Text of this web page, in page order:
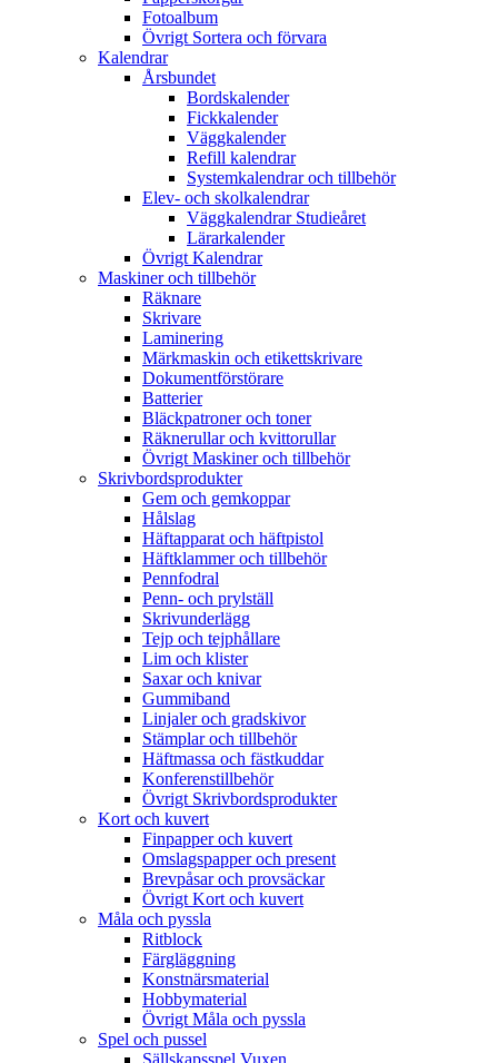
Fotoalbum
Övrigt Sortera och förvara
Kalendrar
Årsbundet
Bordskalender
Fickkalender
Väggkalender
Refill kalendrar
Systemkalendrar och tillbehör
Elev- och skolkalendrar
Väggkalendrar Studieåret
Lärarkalender
Övrigt Kalendrar
Maskiner och tillbehör
Räknare
Skrivare
Laminering
Märkmaskin och etikettskrivare
Dokumentförstörare
Batterier
Bläckpatroner och toner
Räknerullar och kvittorullar
Övrigt Maskiner och tillbehör
Skrivbordsprodukter
Gem och gemkoppar
Hålslag
Häftapparat och häftpistol
Häftklammer och tillbehör
Pennfodral
Penn- och prylställ
Skrivunderlägg
Tejp och tejphållare
Lim och klister
Saxar och knivar
Gummiband
Linjaler och gradskivor
Stämplar och tillbehör
Häftmassa och fästkuddar
Konferenstillbehör
Övrigt Skrivbordsprodukter
Kort och kuvert
Finpapper och kuvert
Omslagspapper och present
Brevpåsar och provsäckar
Övrigt Kort och kuvert
Måla och pyssla
Ritblock
Färgläggning
Konstnärsmaterial
Hobbymaterial
Övrigt Måla och pyssla
Spel och pussel
Sällskapsspel Vuxen